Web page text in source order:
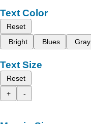
Text Color
Reset
Bright
Blues Gray
Text Size
Reset
+
-